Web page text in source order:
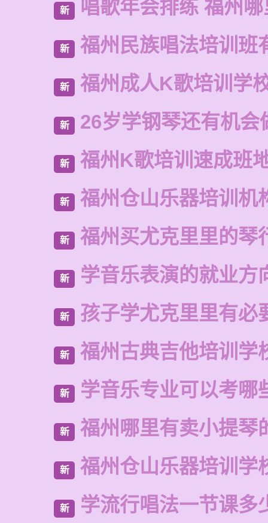
新 唱歌年会排练 福州
新 福州民族唱法培训班
新 福州成人K歌培训学
新 26岁学钢琴还有机会
新 福州K歌培训速成班
新 福州仓山乐器培训机
新 福州买尤克里里的琴
新 学音乐表演的就业方
新 孩子学尤克里里有必
新 福州古典吉他培训学
新 学音乐专业可以考哪
新 福州哪里有卖小提琴
新 福州仓山乐器培训学
新 学流行唱法一节课多